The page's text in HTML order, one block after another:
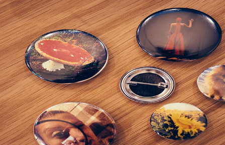
Ваш город:
Ваш регион доставки
Выберите из списка: